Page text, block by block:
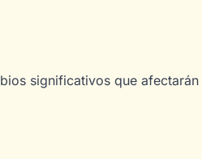
significativos que